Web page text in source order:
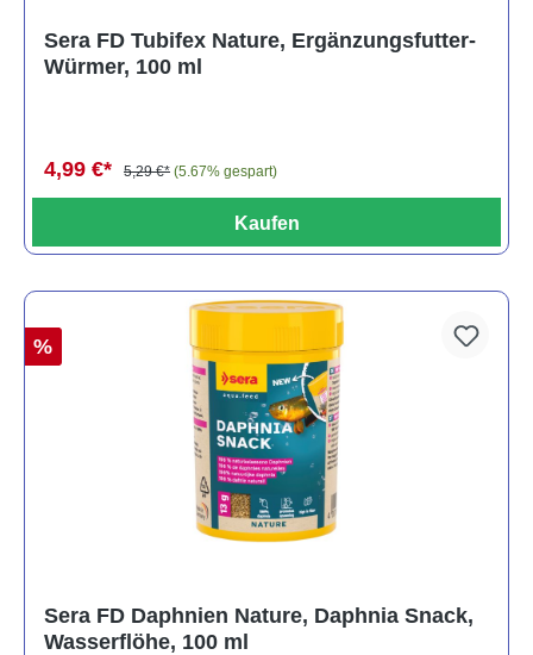
Sera FD Tubifex Nature, Ergänzungsfutter-
Würmer, 100 ml
4,99 €* 5,29 €* (5.67% gespart)
Kaufen
%
Sera FD Daphnien Nature, Daphnia Snack,
Wasserflöhe, 100 ml